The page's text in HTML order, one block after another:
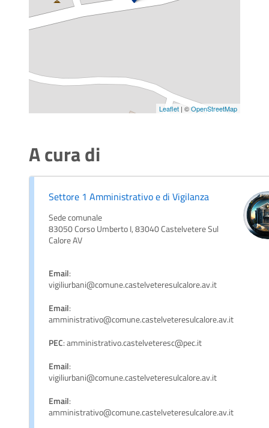
Leaflet | ©OpenStreetMap
A cura di
Settore 1 Amministrativo e di Vigilanza
Sede comunale
83050 Corso Umberto I, 83040 Castelvetere Sul
Calore AV
Email:
vigiliurbani@comune.castelveteresulcalore.av.it
Email:
amministrativo@comune.castelveteresulcalore.av.it
PEC: amministrativo.castelveteresc@pec.it
Email:
vigiliurbani@comune.castelveteresulcalore.av.it
Email:
amministrativo@comune.castelveteresulcalore.av.it